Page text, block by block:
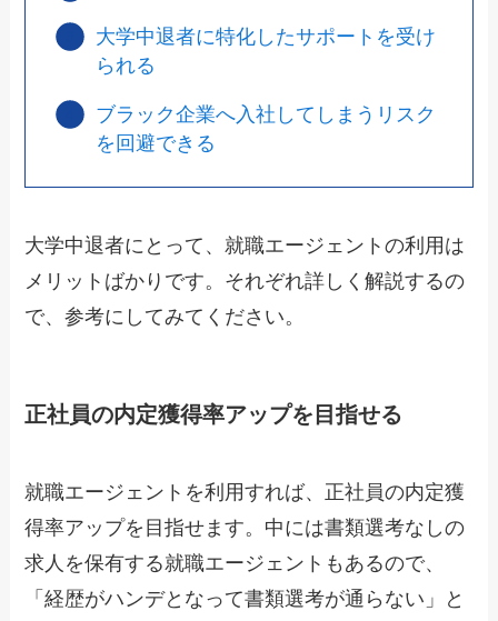
大学中退者に特化したサポートを受け
られる
ブラック企業へ入社してしまうリスク
を回避できる
大学中退者にとって、就職エージェントの利用は
メリットばかりです。それぞれ詳しく解説するの
で、参考にしてみてください。
正社員の内定獲得率アップを目指せる
就職エージェントを利用すれば、正社員の内定獲
得率アップを目指せます。中には書類選考なしの
求人を保有する就職エージェントもあるので、
「経歴がハンデとなって書類選考が通らない」と